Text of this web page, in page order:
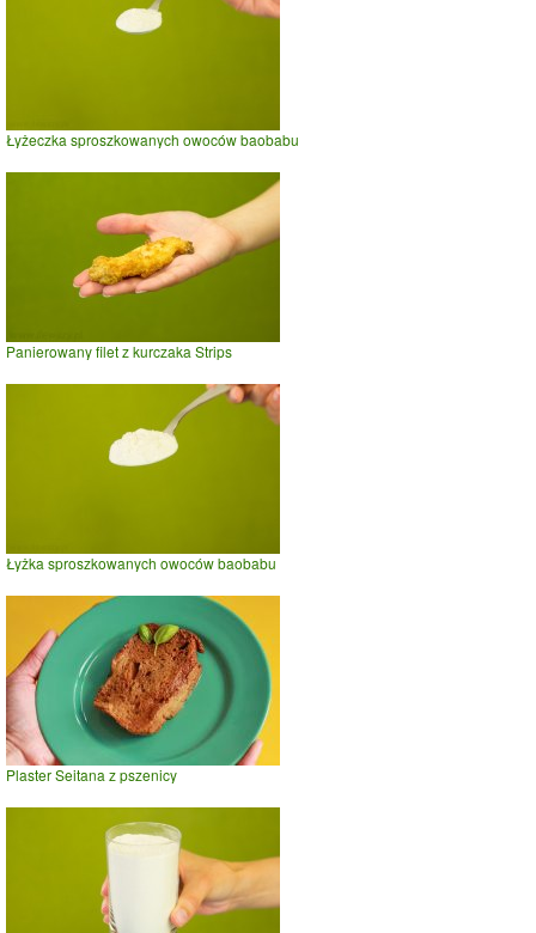
Łyżeczka sproszkowanych owoców baobabu
Panierowany filet z kurczaka Strips
Łyżka sproszkowanych owoców baobabu
Plaster Seitana z pszenicy